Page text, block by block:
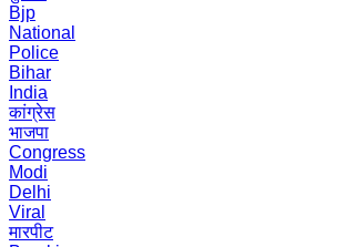
Bjp
National
Police
Bihar
India
कांग्रेस
भाजपा
Congress
Modi
Delhi
Viral
मारपीट